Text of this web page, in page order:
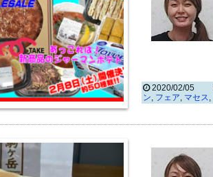
2020/02/05
ン, フェア, マセス,